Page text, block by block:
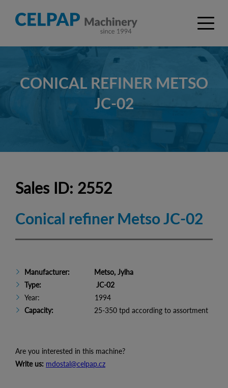
CONICAL REFINER METSO
JC-02
Sales ID: 2552
Conical refiner Metso JC-02
Manufacturer: Metso, Jylha
Type: JC-02
Year: 1994
Capacity: 25-350 tpd according to assortment
Are you interested in this machine?
Write us: mdostal@celpap.cz